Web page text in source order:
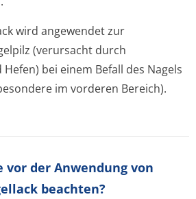
wird angewendet zur
(verursacht durch
bei einem Befall des Nagels
im vorderen Bereich).
vor der Anwendung von
beachten?